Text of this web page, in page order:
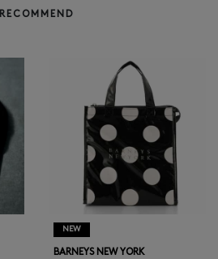
RECOMMEND
NEW
BARNEYS NEW YORK